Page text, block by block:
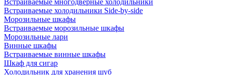
Встраиваемые холодильники Side-by-side
Морозильные шкафы
Встраиваемые морозильные шкафы
Морозильные лари
Винные шкафы
Встраиваемые винные шкафы
Шкаф для сигар
Холодильник для хранения шуб